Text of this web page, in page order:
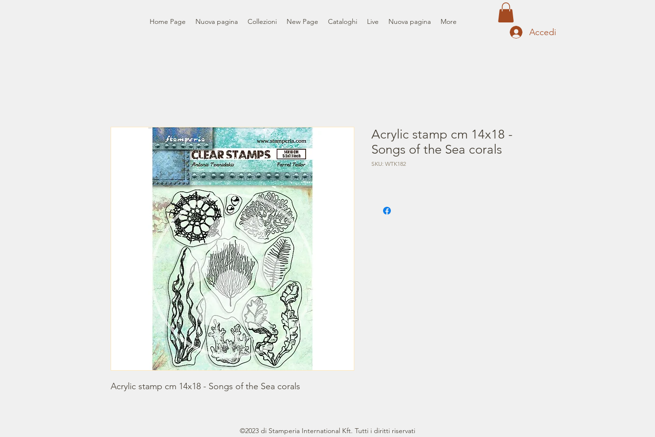
Home Page Nuova pagina Collezioni New Page Cataloghi Live Nuova pagina More
Accedi
Acrylic stamp cm 14x18 - Songs of the Sea corals
Acrylic stamp cm 14x18 -
Songs of the Sea corals
SKU: WTK182
©2023 di Stamperia International Kft. Tutti i diritti riservati